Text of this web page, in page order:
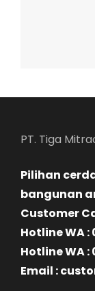
PT. Tiga
Pilihan
bangunan
Customer
Hotline WA :
Hotline WA :
Email :